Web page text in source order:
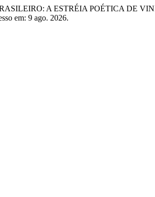
A ESTRÉIA POÉTICA DE
em: 9 ago. 2026.